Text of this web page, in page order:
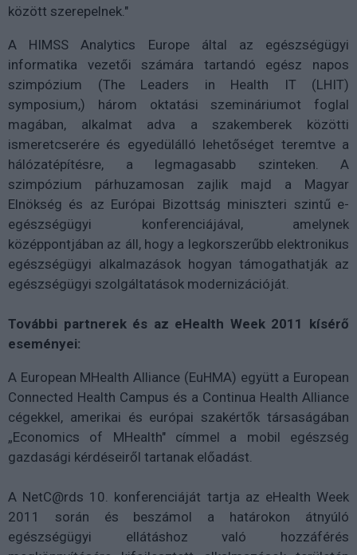
között szerepelnek."
A HIMSS Analytics Europe által az egészségügyi
informatika vezetői számára tartandó egész napos
szimpózium (The Leaders in Health IT (LHIT)
symposium,) három oktatási szemináriumot foglal
magában, alkalmat adva a szakemberek közötti
ismeretcserére és egyedülálló lehetőséget teremtve a
hálózatépítésre, a legmagasabb szinteken. A
szimpózium párhuzamosan zajlik majd a Magyar
Elnökség és az Európai Bizottság miniszteri szintű e-
egészségügyi konferenciájával, amelynek
középpontjában az áll, hogy a legkorszerűbb elektronikus
egészségügyi alkalmazások hogyan támogathatják az
egészségügyi szolgáltatások modernizációját.
További partnerek és az eHealth Week 2011 kísérő
eseményei:
A European MHealth Alliance (EuHMA) együtt a European
Connected Health Campus és a Continua Health Alliance
cégekkel, amerikai és európai szakértők társaságában
„Economics of MHealth" címmel a mobil egészség
gazdasági kérdéseiről tartanak előadást.
A NetC@rds 10. konferenciáját tartja az eHealth Week
2011 során és beszámol a határokon átnyúló
egészségügyi ellátáshoz való hozzáférés